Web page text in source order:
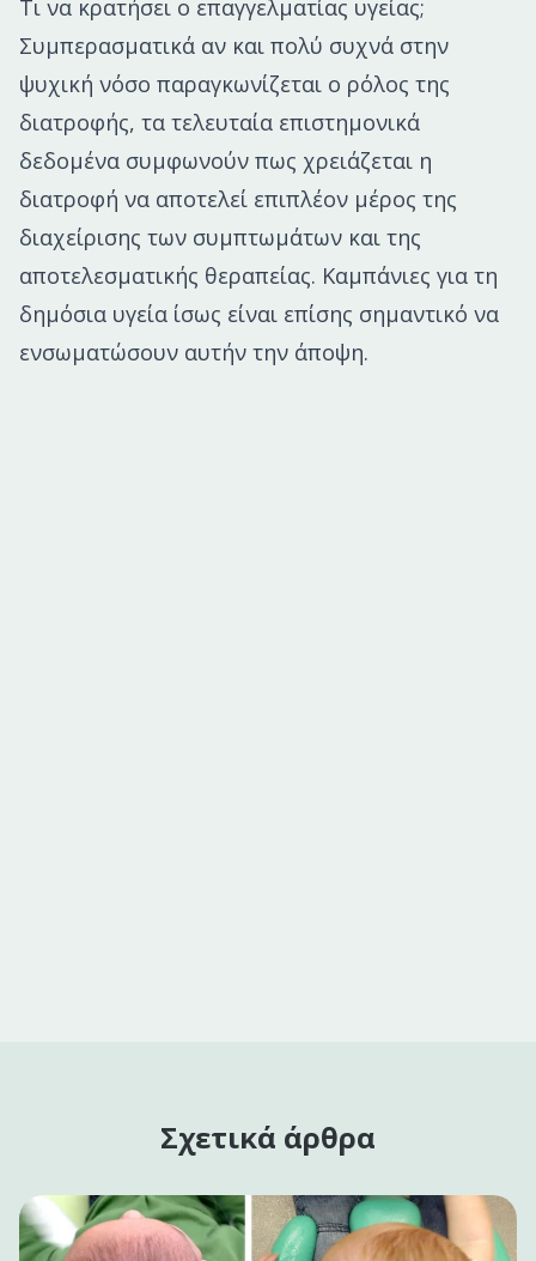
Τι να κρατήσει ο επαγγελματίας υγείας;
Συμπερασματικά αν και πολύ συχνά στην
ψυχική νόσο παραγκωνίζεται ο ρόλος της
διατροφής, τα τελευταία επιστημονικά
δεδομένα συμφωνούν πως χρειάζεται η
διατροφή να αποτελεί επιπλέον μέρος της
διαχείρισης των συμπτωμάτων και της
αποτελεσματικής θεραπείας. Καμπάνιες για τη
δημόσια υγεία ίσως είναι επίσης σημαντικό να
ενσωματώσουν αυτήν την άποψη.
Σχετικά άρθρα